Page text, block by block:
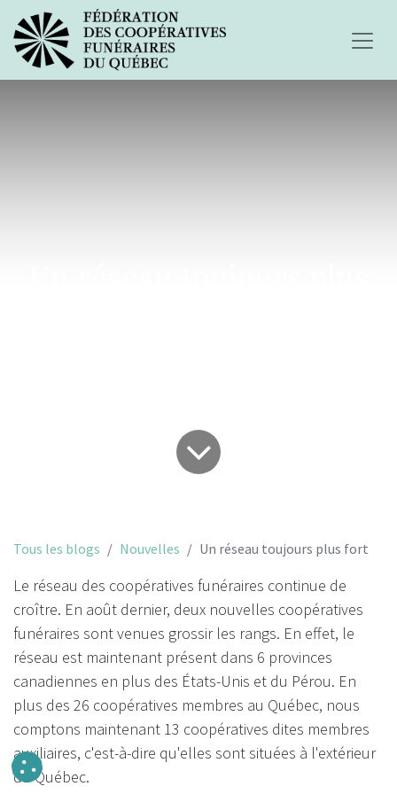
Tous les blogs Nouvelles Un réseau toujours plus fort
Le réseau des coopératives funéraires continue de
croître. En août dernier, deux nouvelles coopératives
funéraires sont venues grossir les rangs. En effet, le
réseau est maintenant présent dans 6 provinces
canadiennes en plus des États-Unis et du Pérou. En
plus des 26 coopératives membres au Québec, nous
comptons maintenant 13 coopératives dites membres
auxiliaires, c'est-à-dire qu'elles sont situées à l'extérieur
du Québec.